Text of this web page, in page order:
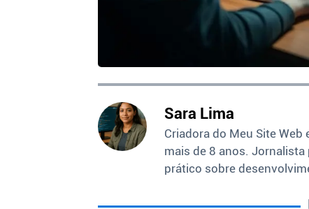
Sara Lima
Criadora do Meu Site
mais de 8 anos.
prático sobre